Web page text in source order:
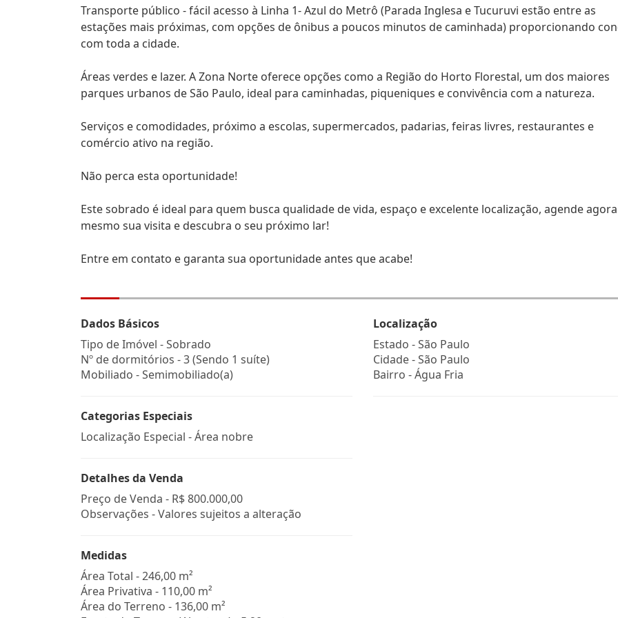
Transporte público - fácil acesso à Linha 1- Azul do Metrô (Parada Inglesa e Tucuruvi estão entre as
estações mais próximas, com opções de ônibus a poucos minutos de caminhada) proporcionando
com toda a cidade.
Áreas verdes e lazer. A Zona Norte oferece opções como a Região do Horto Florestal, um dos maiores
parques urbanos de São Paulo, ideal para caminhadas, piqueniques e convivência com a natureza.
Serviços e comodidades, próximo a escolas, supermercados, padarias, feiras livres, restaurantes e
comércio ativo na região.
Não perca esta oportunidade!
Este sobrado é ideal para quem busca qualidade de vida, espaço e excelente localização, agende agora
mesmo sua visita e descubra o seu próximo lar!
Entre em contato e garanta sua oportunidade antes que acabe!
Dados Básicos
Tipo de Imóvel - Sobrado
Nº de dormitórios - 3 (Sendo 1 suíte)
Mobiliado - Semimobiliado(a)
Categorias Especiais
Localização Especial - Área nobre
Detalhes da Venda
Preço de Venda - R$ 800.000,00
Observações - Valores sujeitos a alteração
Medidas
Área Total - 246,00 m²
Área Privativa - 110,00 m²
Área do Terreno - 136,00 m²
Localização
Estado -São Paulo
Cidade -São Paulo
Bairro -Água Fria